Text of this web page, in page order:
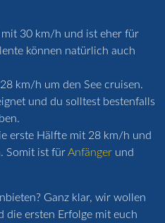
30 km/h und ist eher für
können natürlich auch
km/h um den See cruisen.
und du solltest bestenfalls
erste Hälfte mit 28 km/h und
Somit ist fürAnfänger und
Ganz klar, wir wollen
die ersten Erfolge mit euch